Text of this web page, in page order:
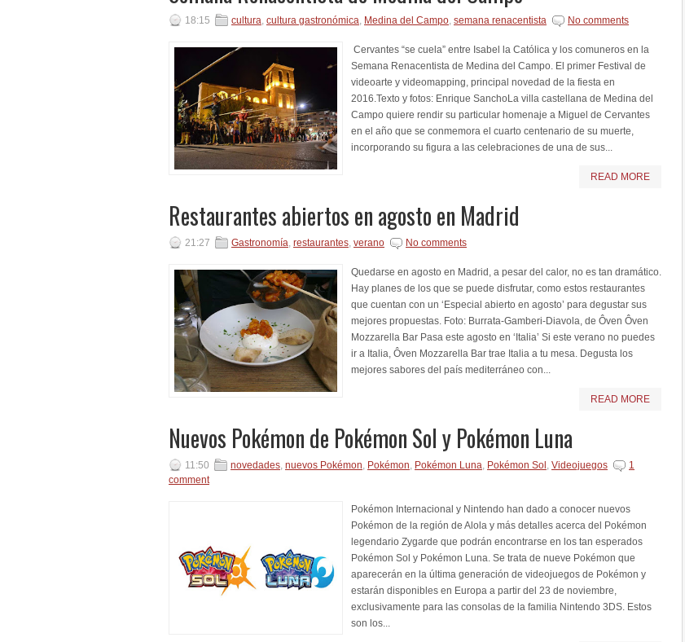
18:15 cultura, cultura gastronómica, Medina del Campo, semana renacentista No comments
Cervantes “se cuela” entre Isabel la Católica y los comuneros en la
Semana Renacentista de Medina del Campo. El primer Festival de
videoarte y videomapping, principal novedad de la fiesta en
2016.Texto y fotos: Enrique SanchoLa villa castellana de Medina del
Campo quiere rendir su particular homenaje a Miguel de Cervantes
en el año que se conmemora el cuarto centenario de su muerte,
incorporando su figura a las celebraciones de una de sus...
READ MORE
Restaurantes abiertos en agosto en Madrid
21:27 Gastronomía, restaurantes, verano No comments
Quedarse en agosto en Madrid, a pesar del calor, no es tan dramático.
Hay planes de los que se puede disfrutar, como estos restaurantes
que cuentan con un ‘Especial abierto en agosto’ para degustar sus
mejores propuestas. Foto: Burrata-Gamberi-Diavola, de Ôven Ôven
Mozzarella Bar Pasa este agosto en ‘Italia’ Si este verano no puedes
ir a Italia, Ôven Mozzarella Bar trae Italia a tu mesa. Degusta los
mejores sabores del país mediterráneo con...
READ MORE
Nuevos Pokémon de Pokémon Sol y Pokémon Luna
11:50 novedades, nuevos Pokémon, Pokémon, Pokémon Luna, Pokémon Sol , Videojuegos
1
comment
Pokémon Internacional y Nintendo han dado a conocer nuevos
Pokémon de la región de Alola y más detalles acerca del Pokémon
legendario Zygarde que podrán encontrarse en los tan esperados
Pokémon Sol y Pokémon Luna. Se trata de nueve Pokémon que
aparecerán en la última generación de videojuegos de Pokémon y
estarán disponibles en Europa a partir del 23 de noviembre,
exclusivamente para las consolas de la familia Nintendo 3DS. Estos
son los...